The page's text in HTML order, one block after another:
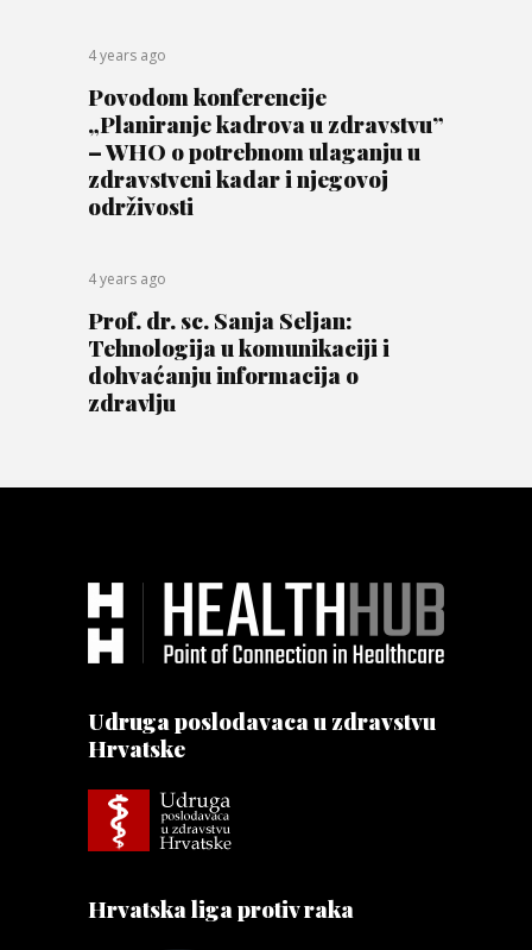
4 years ago
Povodom konferencije
„Planiranje kadrova u zdravstvu”
– WHO o potrebnom ulaganju u
zdravstveni kadar i njegovoj
održivosti
4 years ago
Prof. dr. sc. Sanja Seljan:
Tehnologija u komunikaciji i
dohvaćanju informacija o
zdravlju
Udruga poslodavaca u zdravstvu
Hrvatske
Hrvatska liga protiv raka